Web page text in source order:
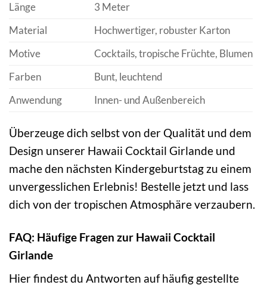
Länge
3 Meter
Material
Hochwertiger, robuster Karton
Motive
Cocktails, tropische Früchte, Blumen
Farben
Bunt, leuchtend
Anwendung
Innen- und Außenbereich
Überzeuge dich selbst von der Qualität und dem
Design unserer Hawaii Cocktail Girlande und
mache den nächsten Kindergeburtstag zu einem
unvergesslichen Erlebnis! Bestelle jetzt und lass
dich von der tropischen Atmosphäre verzaubern.
FAQ: Häufige Fragen zur Hawaii Cocktail
Girlande
Hier findest du Antworten auf häufig gestellte